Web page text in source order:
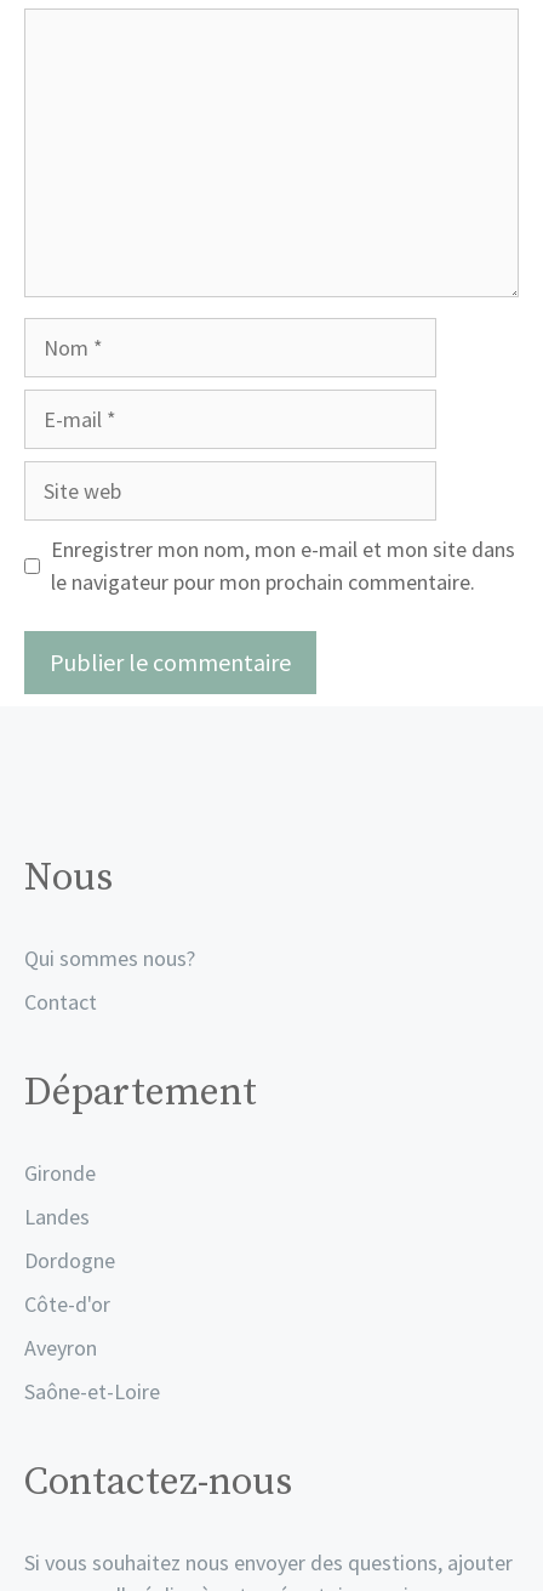
Site
Enregistrer mon nom, mon e-mail et mon site dans
le navigateur pour mon prochain commentaire.
Nous
Qui sommes nous?
Contact
Département
Gironde
Landes
Dordogne
Côte-d'or
Aveyron
Saône-et-Loire
Contactez-nous
Si vous souhaitez nous envoyer des questions, ajouter